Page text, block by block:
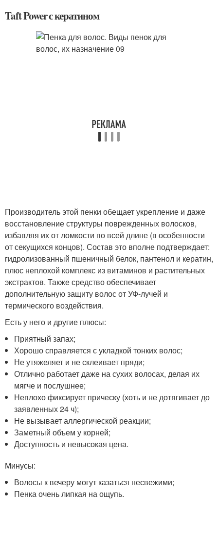
Taft Power с кератином
Производитель этой пенки обещает укрепление и даже
восстановление структуры поврежденных волосков,
избавляя их от ломкости по всей длине (в особенности
от секущихся концов). Состав это вполне подтверждает:
гидролизованный пшеничный белок, пантенол и кератин,
плюс неплохой комплекс из витаминов и растительных
экстрактов. Также средство обеспечивает
дополнительную защиту волос от УФ-лучей и
термического воздействия.
Есть у него и другие плюсы:
Приятный запах;
Хорошо справляется с укладкой тонких волос;
Не утяжеляет и не склеивает пряди;
Отлично работает даже на сухих волосах, делая их
мягче и послушнее;
Неплохо фиксирует прическу (хоть и не дотягивает до
заявленных 24 ч);
Не вызывает аллергической реакции;
Заметный объем у корней;
Доступность и невысокая цена.
Минусы:
Волосы к вечеру могут казаться несвежими;
Пенка очень липкая на ощупь.